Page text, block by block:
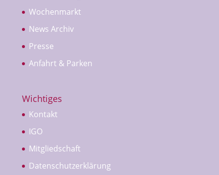
Wochenmarkt
News Archiv
Presse
Anfahrt & Parken
Wichtiges
Kontakt
IGO
Mitgliedschaft
Datenschutzerklärung